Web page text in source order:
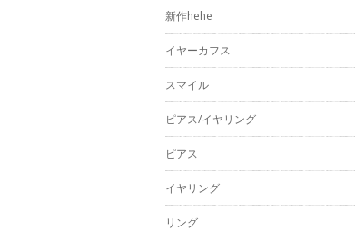
新作hehe
イヤーカフス
スマイル
ピアス/イヤリング
ピアス
イヤリング
リング